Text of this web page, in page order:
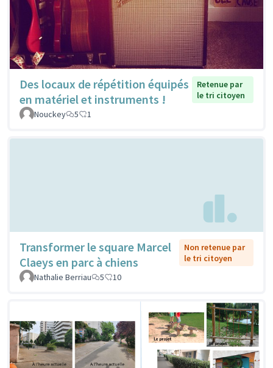
Des locaux de répétition équipés
en matériel et instruments !
Retenue par
le tri citoyen
Nouckey
5 1
Transformer le square Marcel
Claeys en parc à chiens
Non retenue par
le tri citoyen
Nathalie Berriau
5 10